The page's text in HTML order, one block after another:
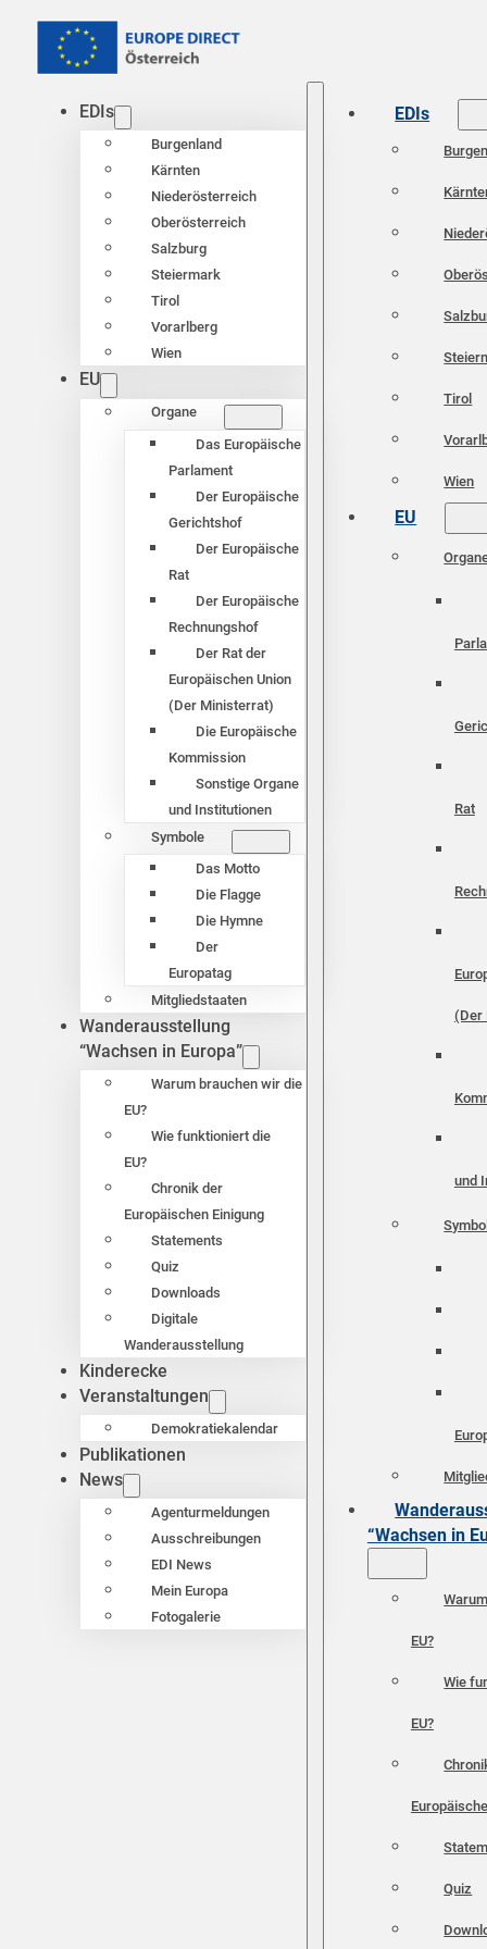
EDIs
Burgenland
Kärnten
Niederösterreich
Oberösterreich
Salzburg
Steiermark
Tirol
Vorarlberg
Wien
EU
Organe
Das Europäische
Parlament
Der Europäische
Gerichtshof
Der Europäische
Rat
Der Europäische
Rechnungshof
Der Rat der
Europäischen Union
(Der Ministerrat)
Die Europäische
Kommission
Sonstige Organe
und Institutionen
Symbole
Das Motto
Die Flagge
Die Hymne
Der
Europatag
Mitgliedstaaten
Wanderausstellung
“Wachsen in Europa”
Warum brauchen wir die
EU?
Wie funktioniert die
EU?
Chronik der
Europäischen Einigung
Statements
Quiz
Downloads
Digitale
Wanderausstellung
Kinderecke
Veranstaltungen
Demokratiekalendar
Publikationen
News
Agenturmeldungen
Ausschreibungen
EDI News
Mein Europa
Fotogalerie
EDIs
Tirol
Wien
EU
Rat
(Der
und
“Wachsen in
EU?
Wie
EU?
Quiz